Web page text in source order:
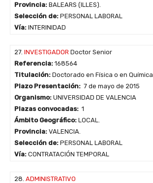
Provincia: BALEARS (ILLES).
Selección de: PERSONAL LABORAL
Vía: INTERINIDAD
27. INVESTIGADOR Doctor Senior
Referencia: 168564
Titulación: Doctorado en Física o en Química
Plazo Presentación: 7 de mayo de 2015
Organismo: UNIVERSIDAD DE VALENCIA
Plazas convocadas: 1
Ámbito Geográfico: LOCAL.
Provincia: VALENCIA.
Selección de: PERSONAL LABORAL
Vía: CONTRATACIÓN TEMPORAL
28. ADMINISTRATIVO